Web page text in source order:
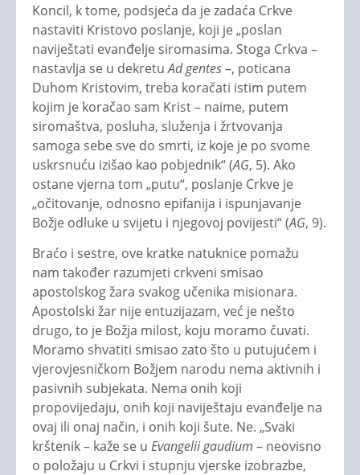
Koncil, k tome, podsjeća da je zadaća Crkve
nastaviti Kristovo poslanje, koji je „poslan
naviještati evanđelje siromasima. Stoga Crkva –
nastavlja se u dekretuAd gentes–, poticana
Duhom Kristovim, treba koračati istim putem
kojim je koračao sam Krist – naime, putem
siromaštva, posluha, služenja i žrtvovanja
samoga sebe sve do smrti, iz koje je po svome
uskrsnuću izišao kao pobjednik“ (AG, 5). Ako
ostane vjerna tom „putu“, poslanje Crkve je
„očitovanje, odnosno epifanija i ispunjavanje
Božje odluke u svijetu i njegovoj povijesti“ (AG, 9).
Braćo i sestre, ove kratke natuknice pomažu
nam također razumjeti crkveni smisao
apostolskog žara svakog učenika misionara.
Apostolski žar nije entuzijazam, već je nešto
drugo, to je Božja milost, koju moramo čuvati.
Moramo shvatiti smisao zato što u putujućem i
vjerovjesničkom Božjem narodu nema aktivnih i
pasivnih subjekata. Nema onih koji
propovijedaju, onih koji naviještaju evanđelje na
ovaj ili onaj način, i onih koji šute. Ne. „Svaki
krštenik – kaže se u Evangelii gaudium – neovisno
o položaju u Crkvi i stupnju vjerske izobrazbe,